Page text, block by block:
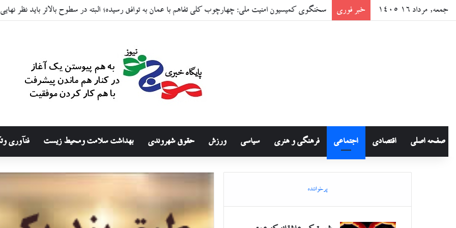
جمعه, مرداد ۱۶ ۱۴۰۵ خبر فوری موج نوی سینمای ایران؛ تاریخچه، جریان‌ها و فیلمسازان شاخص
صفحه اصلی اقتصادی اجتماعی فرهنگی و هنری سیاسی ورزش حقوق شهروندی بهداشت سلامت ومحیط زیست فنآوری
پرخواننده